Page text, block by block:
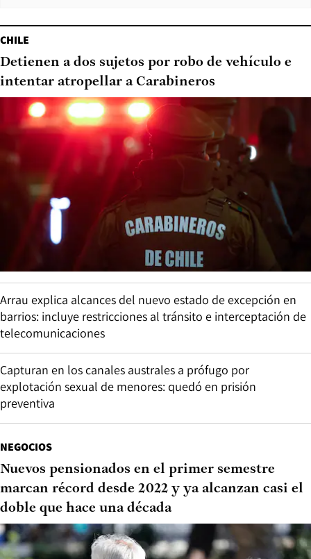
CHILE
Detienen a dos sujetos por robo de vehículo e
intentar atropellar a Carabineros
Arrau explica alcances del nuevo estado de excepción en
barrios: incluye restricciones al tránsito e interceptación de
telecomunicaciones
Capturan en los canales australes a prófugo por
explotación sexual de menores: quedó en prisión
preventiva
NEGOCIOS
Nuevos pensionados en el primer semestre
marcan récord desde 2022 y ya alcanzan casi el
doble que hace una década